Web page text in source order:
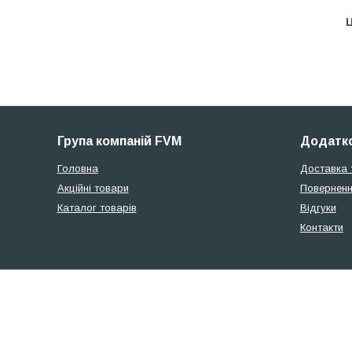
Група компаній FVM
Головна
Акційні товари
Каталог товарів
Доставка
Відгуки
Контакти